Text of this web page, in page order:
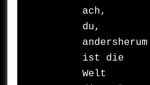
ach,
du,
andersherum
ist die
Welt